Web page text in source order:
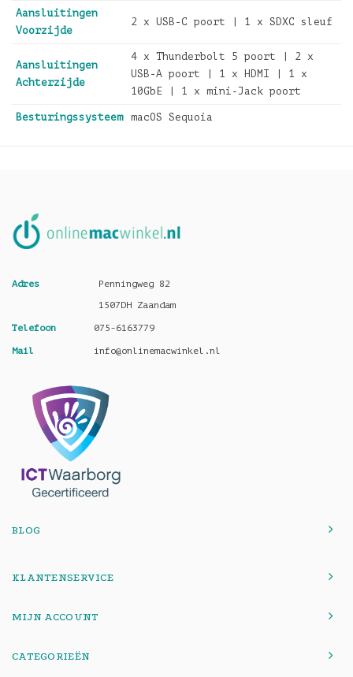
Aansluitingen
Voorzijde
2 x USB-C poort | 1 x SDXC sleuf
Aansluitingen
Achterzijde
4 x Thunderbolt 5 poort | 2 x
USB-A poort | 1 x HDMI | 1 x
10GbE | 1 x mini-Jack poort
Besturingssysteem macOS Sequoia
Adres
Penningweg 82
1507DH Zaandam
Telefoon 075-6163779
Mail info@onlinemacwinkel.nl
BLOG
KLANTENSERVICE
MIJN ACCOUNT
CATEGORIEËN